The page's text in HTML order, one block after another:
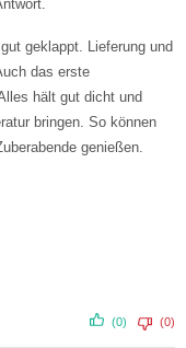
geklappt. Lieferung und
das erste
hält gut dicht und
bringen. So können
genießen.
(0) (0)